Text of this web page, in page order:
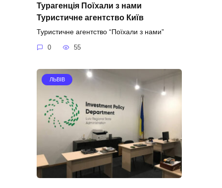
Турагенція Поїхали з нами
Туристичне агентство Київ
Туристичне агентство “Поїхали з нами”
0 55
ЛЬВІВ